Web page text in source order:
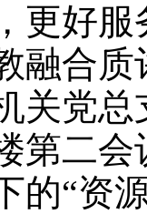
更好服
融合
关党
第二
的“资